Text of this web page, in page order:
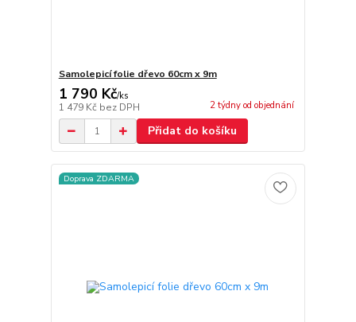
Samolepicí folie dřevo 60cm x 9m
1 790 Kč/ks
1 479 Kč bez DPH 2 týdny od objednání
Přidat do košíku
Doprava ZDARMA